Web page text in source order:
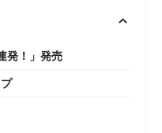
発！」発売